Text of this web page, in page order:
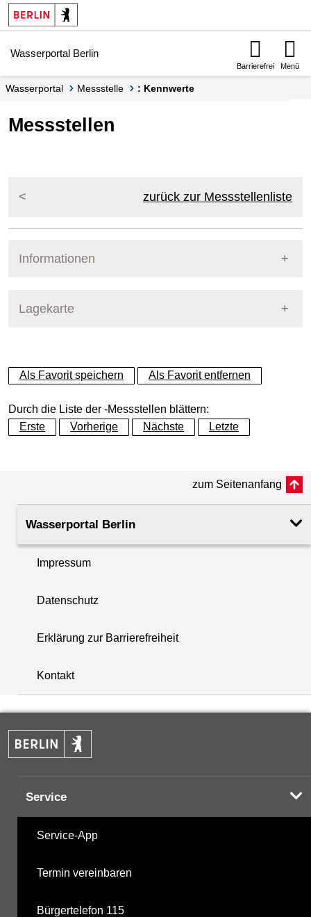
Springe zur Navigation
Springe zum Inhalt
Wasserportal Berlin
Barrierefrei Menü
Wasserportal Messstelle : Kennwerte
Messstellen
zurück zur Messstellenliste
Informationen
Lagekarte
+
−
+
−
Als Favorit speichern Als Favorit entfernen
Durch die Liste der -Messstellen blättern:
Erste
Vorherige Nächste Letzte
zum Seitenanfang
Wasserportal Berlin
Impressum
Datenschutz
Erklärung zur Barrierefreiheit
Kontakt
Service
Service-App
Termin vereinbaren
Bürgertelefon 115